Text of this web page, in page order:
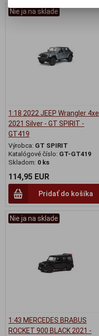
Nie ja na sklade
1:18 2022 JEEP Wrangler 4xe
2021 Silver - GT SPIRIT -
GT419
Výrobca: GT SPIRIT
Katalógové číslo: GT-GT419
Skladom: 0 ks
114,95 EUR
Pridať do košíka
Nie ja na sklade
1:43 MERCEDES BRABUS
ROCKET 900 BLACK 2021 -